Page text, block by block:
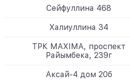
Сейфуллина 468
Халиуллина 34
ТРК MAXIMA, проспект
Райымбека, 239г
Аксай-4 дом 20б